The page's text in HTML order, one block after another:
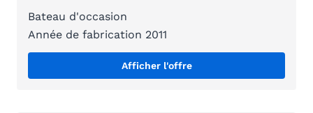
Bateau d'occasion
Année de fabrication 2011
Afficher l'offre